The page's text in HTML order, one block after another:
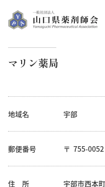
マリン薬局
地域名 宇部
郵便番号 755-0052
住 所 宇部市西本